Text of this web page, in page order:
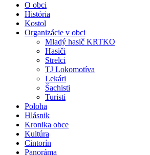
O obci
História
Kostol
Organizácie v obci
Mladý hasič KRTKO
Hasiči
Strelci
TJ Lokomotíva
Lekári
Šachisti
Turisti
Poloha
Hlásnik
Kronika obce
Kultúra
Cintorín
Panoráma